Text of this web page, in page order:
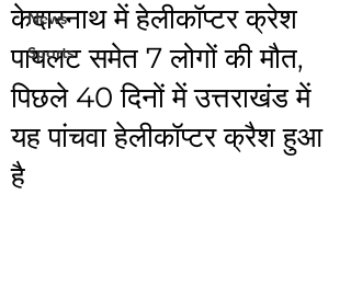
News
Sports
केदारनाथ में हेलीकॉप्टर क्रेश
पायलट समेत 7 लोगों की मौत,
पिछले 40 दिनों में उत्तराखंड में
यह पांचवा हेलीकॉप्टर क्रैश हुआ
है